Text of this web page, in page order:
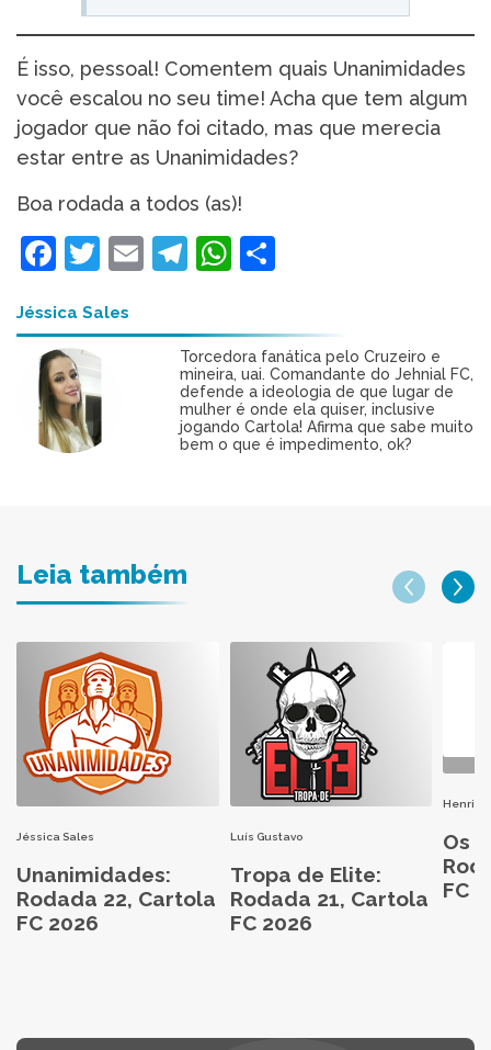
É isso, pessoal! Comentem quais Unanimidades
você escalou no seu time! Acha que tem algum
jogador que não foi citado, mas que merecia
estar entre as Unanimidades?
Boa rodada a todos (as)!
Facebook
Twitter
EmailTelegram
WhatsApp
Jéssica Sales
Torcedora fanática pelo Cruzeiro e
mineira, uai. Comandante do Jehnial FC,
defende a ideologia de que lugar de
mulher é onde ela quiser, inclusive
jogando Cartola! Afirma que sabe muito
bem o que é impedimento, ok?
Leia também
Jéssica Sales
Unanimidades:
Rodada 22, Cartola
FC 2026
Luís Gustavo
Tropa de Elite:
Rodada 21, Cartola
FC 2026
Henri
Os
FC